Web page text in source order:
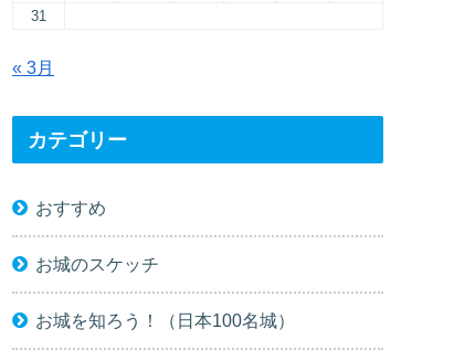
31
« 3月
カテゴリー
おすすめ
お城のスケッチ
お城を知ろう！（日本100名城）